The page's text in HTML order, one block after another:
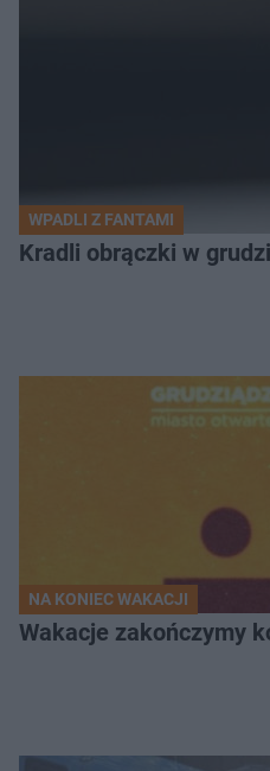
WPADLI Z FANTAMI
Kradli obrączki w
NA KONIEC WAKACJI
Wakacje zakończymy